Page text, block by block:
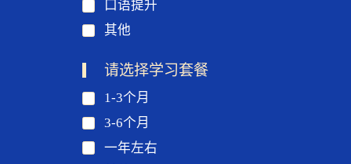
口语提升
其他
请选择学习套餐
1-3个月
3-6个月
一年左右